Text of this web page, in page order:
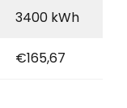
3400 kWh
€165,67